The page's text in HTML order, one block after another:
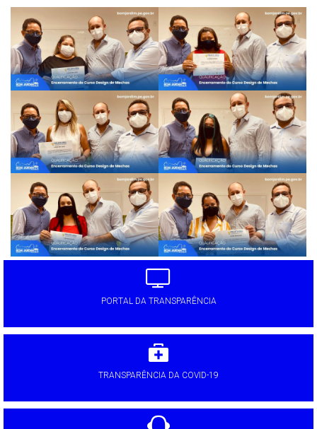
PORTAL DA TRANSPARÊNCIA
TRANSPARÊNCIA DA COVID-19